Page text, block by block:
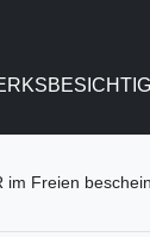
im Freien